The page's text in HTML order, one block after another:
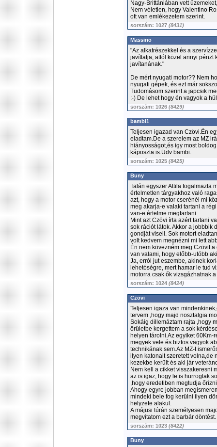
Nagy-Brittániában vett
Nem véletlen, hogy Valentino
ott van emlékezetem szerint.
sorszám: 1027 (8431)
Massino
"Az alkatrészekkel és a
javíttatja, attól közel annyi pénzt
javítanának."
De mért nyugati motor?? Nem
nyugati gépek, és ezt már
Tudomásom szerint a japcsik
:-) De lehet hogy én vagyok a
sorszám: 1026 (8429)
bambi1
Teljesen igazad van Czövi.Én
eladtam.De a szerelem az MZ
hiányosságot,és igy most
káposzta is.Üdv bambi.
sorszám: 1025 (8425)
Buny
Talán egyszer Attila fogalmazta
értelmetlen tárgyakhoz való
azt, hogy a motor cserénél mi
meg akarja-e valaki tartani a
van-e értelme megtartani.
Mint azt Czövi írta azért tartani
sok rációt látok. Akkor a jobbbik
gondját viseli. Sok motort
volt kedvem megnézni mi lett
Én nem kövezném meg Czövit
van valami, hogy előbb-utóbb
Ja, erról jut eszembe, akinek
lehetóségre, mert hamar le tud
motorra csak ők vizsgázhatnak
sorszám: 1024 (8424)
Czövi
Teljesen igaza van
tervem ,hogy majd nosztalgia
Sokáig dillemáztam rajta ,hogy
őrületbe kergettem a sok
helyen tárolni.Az egyiket 60Km-
megyek vele és biztos vagyok
technikának sem.Az MZ-t
ilyen katonait szeretett volna,de
kezekbe került és aki jár
Nem kell a cikket visszakeresni
az is igaz, hogy le is hurrogtak
,hogy eredetiben megtudja
Ahogy egyre jobban
mindeki bele fog kerülni ilyen
helyzete alakul.
A májusi túrán személyesen
megvitatom ezt a barbár döntést.
sorszám: 1023 (8422)
Buny